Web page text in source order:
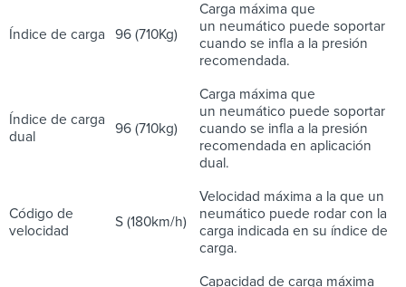
Índice de carga 96 (710Kg)
Carga máxima que
un neumático puede soportar
cuando se infla a la presión
recomendada.
Índice de carga
dual
96 (710kg)
Carga máxima que
un neumático puede soportar
cuando se infla a la presión
recomendada en aplicación
dual.
Código de
velocidad
S (180km/h)
Velocidad máxima a la que un
neumático puede rodar con la
carga indicada en su índice de
carga.
Capacidad de carga máxima